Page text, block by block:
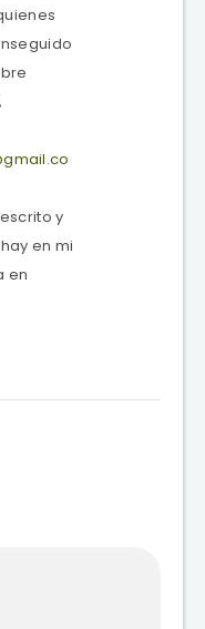
y
en mi
en